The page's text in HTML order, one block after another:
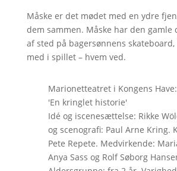
Måske er det mødet med en ydre
dem sammen. Måske har den gamle
af sted på bagersønnens
med i spillet – hvem ved.
Marionetteatret i Kongens Have:
'En kringlet historie'
Idé og iscenesættelse: Rikke
og scenografi: Paul Arne Kring.
Pete Repete. Medvirkende:
Anya Sass og Rolf Søborg